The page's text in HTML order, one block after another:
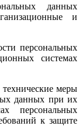
данных
и
персональных
системах
меры
данных при их
персональных
к защите